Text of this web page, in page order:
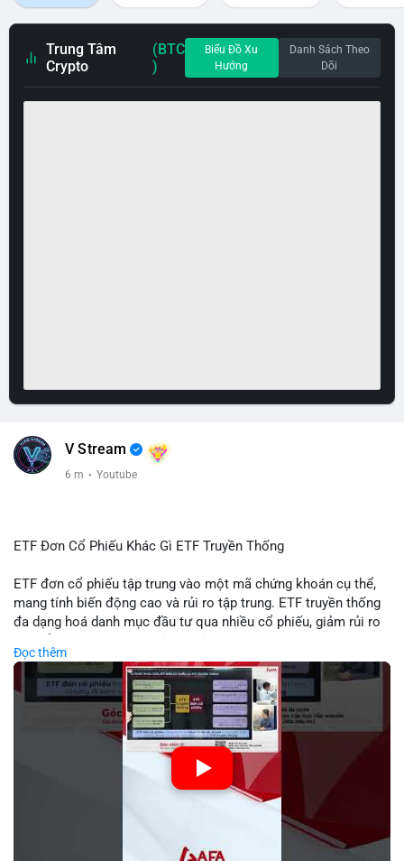
Trung Tâm
Crypto
(BTC
)
Biểu Đồ Xu
Hướng
Danh Sách Theo
Dõi
V Stream
6 m · Youtube
ETF Đơn Cổ Phiếu Khác Gì ETF Truyền Thống
ETF đơn cổ phiếu tập trung vào một mã chứng khoán cụ thể,
mang tính biến động cao và rủi ro tập trung. ETF truyền thống
đa dạng hoá danh mục đầu tư qua nhiều cổ phiếu, giảm rủi ro
sản và mức độ tiếp xúc với thị trường.
🎥 Xem video trực tiếp tại:
Nguồn: Tài chính & Kinh doanh
Đọc thêm